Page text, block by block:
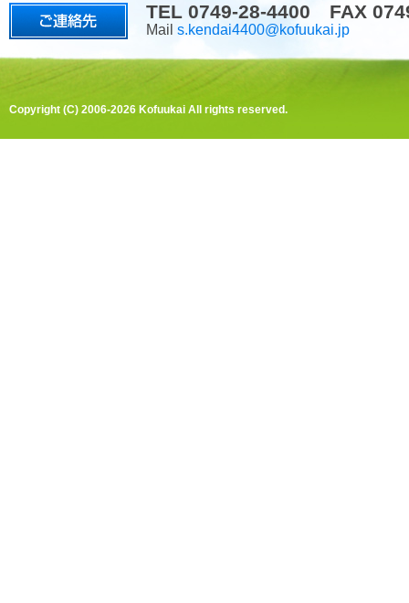
TEL 0749-28-4400 FAX
Mail s.kendai4400@kofuukai.jp
Copyright (C) 2006-2026 Kofuukai All rights reserved.